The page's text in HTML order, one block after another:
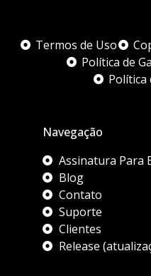
Termos de Uso
Política de
Política
Navegação
Assinatura Para
Blog
Contato
Suporte
Clientes
Release